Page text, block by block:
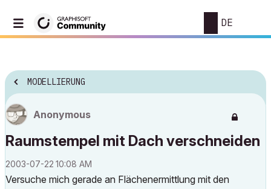
DE
MODELLIERUNG
Anonymous
Raumstempel mit Dach verschneiden
‎2003-07-22 10:08 AM
Versuche mich gerade an Flächenermittlung mit den